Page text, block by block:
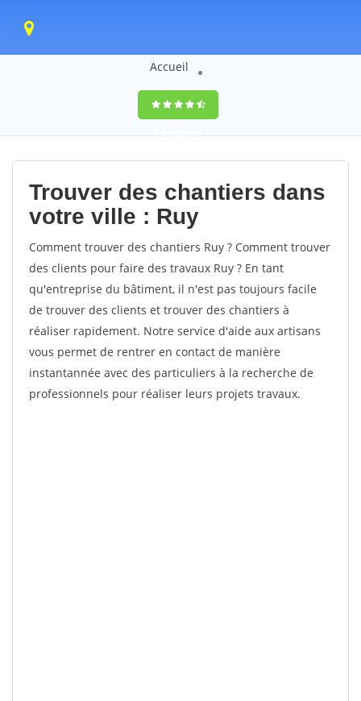
Accueil
9,5(100%)0
votes
Trouver des chantiers dans
votre ville : Ruy
Comment trouver des chantiers Ruy ? Comment trouver
des clients pour faire des travaux Ruy ? En tant
qu'entreprise du bâtiment, il n'est pas toujours facile
de trouver des clients et trouver des chantiers à
réaliser rapidement. Notre service d'aide aux artisans
vous permet de rentrer en contact de manière
instantannée avec des particuliers à la recherche de
professionnels pour réaliser leurs projets travaux.